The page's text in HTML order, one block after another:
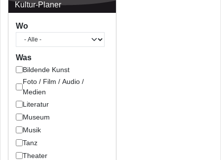
Kultur-Planer
Wo
Was
Bildende Kunst
Foto / Film / Audio /
Medien
Literatur
Museum
Musik
Tanz
Theater